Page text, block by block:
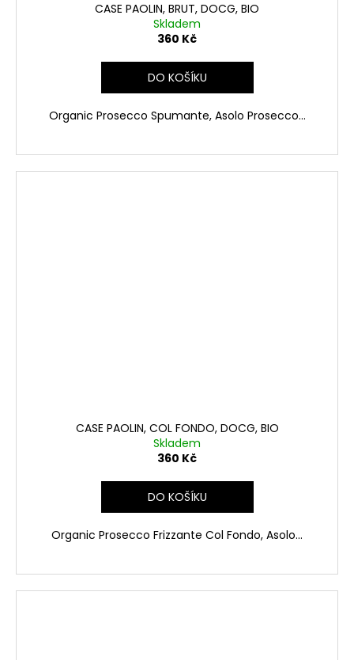
CASE PAOLIN, BRUT, DOCG, BIO
Skladem
360 Kč
DO KOŠÍKU
Organic Prosecco Spumante, Asolo Prosecco...
CASE PAOLIN, COL FONDO, DOCG, BIO
Skladem
360 Kč
DO KOŠÍKU
Organic Prosecco Frizzante Col Fondo, Asolo...